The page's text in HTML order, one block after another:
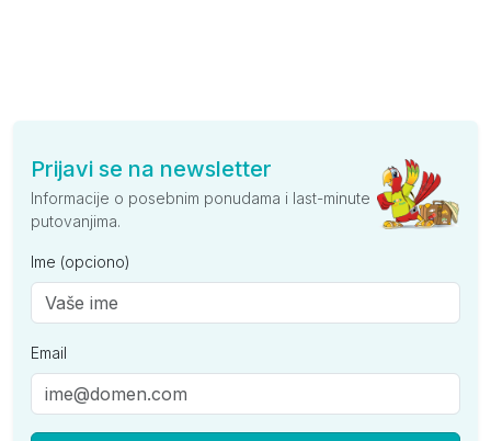
Prijavi se na newsletter
Informacije o posebnim ponudama i last-minute
putovanjima.
Ime (opciono)
Email